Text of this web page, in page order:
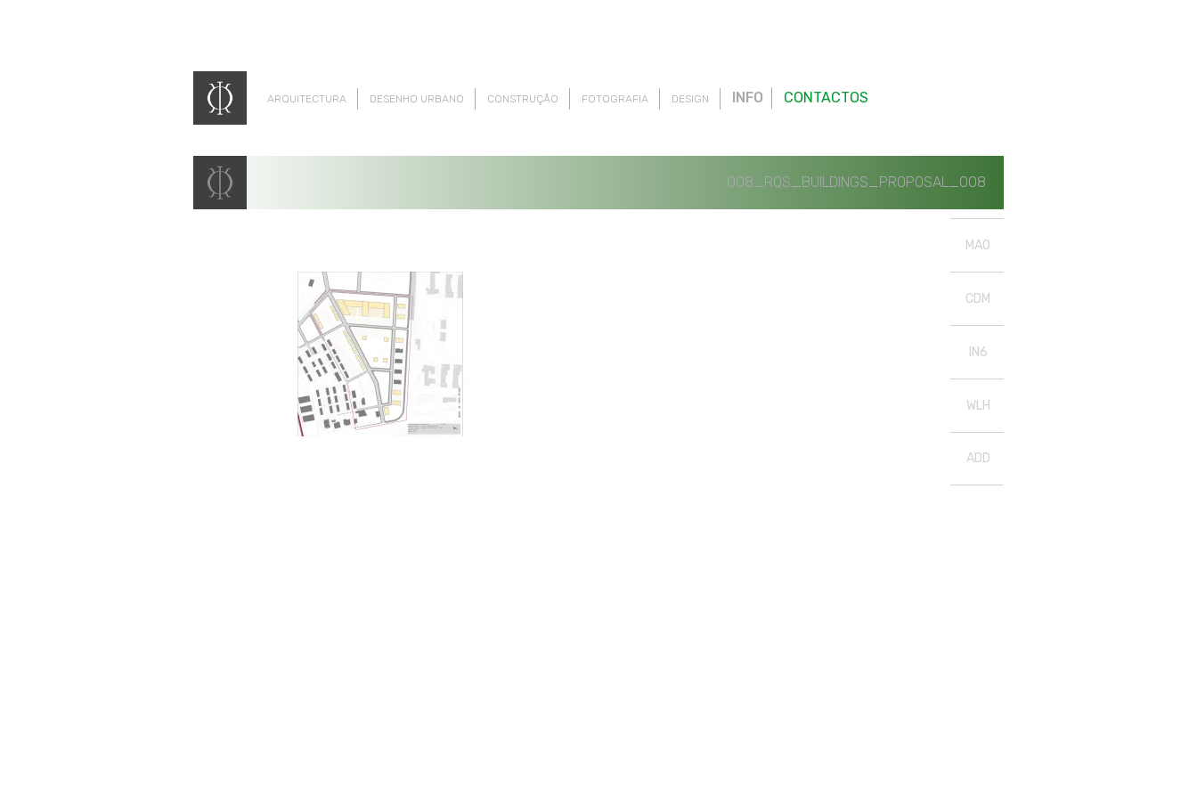
ARQUITECTURA DESENHO URBANO CONSTRUÇÃO FOTOGRAFIA DESIGN INFO CONTACTOS
008_RQS_BUILDINGS_PROPOSAL_008
MAO
CDM
IN6
WLH
ADD